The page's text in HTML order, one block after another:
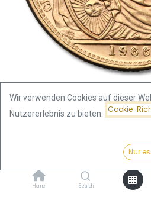
2.543,84€
Home Search
50 Peruanische Soles
50 Peruanische
Wir verwenden Cookies auf dieser
Nutzererlebnis zu bieten.
Cookie-
Nur